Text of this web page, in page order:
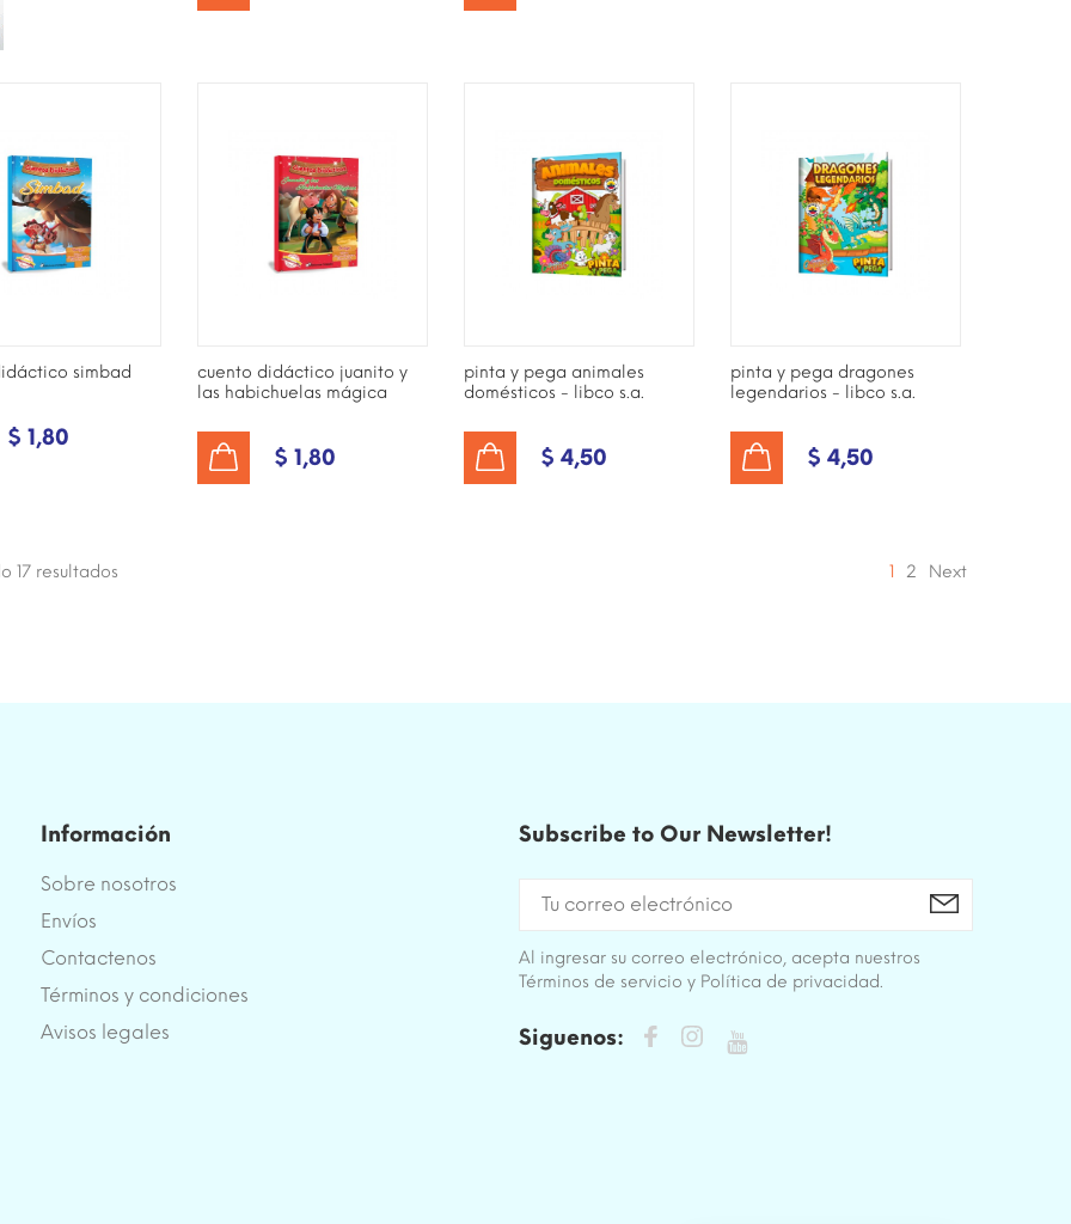
simbad
$ 1,80
cuento didáctico juanito y
las habichuelas mágica
$ 1,80
pinta y pega animales
domésticos - libco s.a.
$ 4,50
pinta y pega dragones
legendarios - libco s.a.
$ 4,50
17 resultados 1 2 Next
Información
Sobre nosotros
Envíos
Contactenos
Términos y condiciones
Avisos legales
Subscribe to Our Newsletter!
Al ingresar su correo electrónico, acepta nuestros
Términos de servicio y Política de privacidad.
Siguenos: